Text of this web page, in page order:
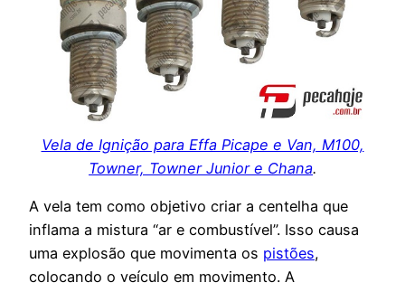
Vela de Ignição para Effa Picape e Van, M100,
Towner, Towner Junior e Chana.
A vela tem como objetivo criar a centelha que
inflama a mistura “ar e combustível”. Isso causa
uma explosão que movimenta os pistões,
colocando o veículo em movimento. A